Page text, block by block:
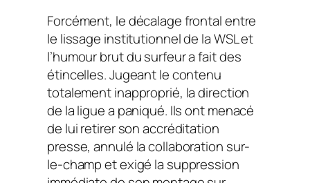
Forcément, le décalage frontal entre
le lissage institutionnel de la WSL et
l’humour brut du surfeur a fait des
étincelles. Jugeant le contenu
totalement inapproprié, la direction
de la ligue a paniqué. Ils ont menacé
de lui retirer son accréditation
presse, annulé la collaboration sur-
le-champ et exigé la suppression